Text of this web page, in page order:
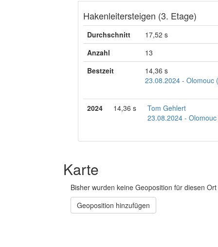
Hakenleitersteigen (3. Etage)
Durchschnitt
17,52 s
Anzahl
13
Bestzeit
14,36 s
23.08.2024 - Olomouc
2024 14,36 s
Tom Gehlert
23.08.2024 -
Karte
Bisher wurden keine Geoposition für diesen
Geoposition hinzufügen